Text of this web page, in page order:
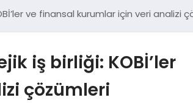
ve finansal kurumlar için veri analizi
iş birliği: KOBİ’ler
çözümleri